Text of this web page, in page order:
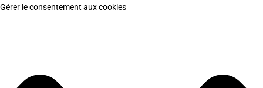
Gérer le consentement aux cookies